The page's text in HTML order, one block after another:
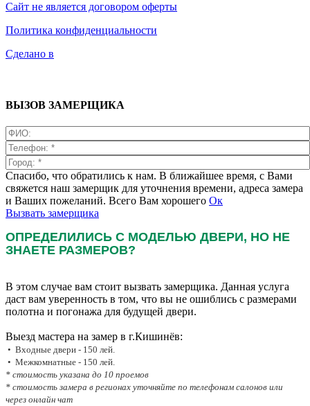
Сайт не является договором оферты
Политика конфиденциальности
Сделано в
ВЫЗОВ ЗАМЕРЩИКА
Спасибо, что обратились к нам. В ближайшее время, с Вами
свяжется наш замерщик для уточнения времени, адреса замера
и Ваших пожеланий. Всего Вам хорошего Ок
Вызвать замерщика
ОПРЕДЕЛИЛИСЬ С МОДЕЛЬЮ ДВЕРИ, НО НЕ
ЗНАЕТЕ РАЗМЕРОВ?
В этом случае вам стоит вызвать замерщика. Данная услуга
даст вам уверенность в том, что вы не ошиблись с размерами
полотна и погонажа для будущей двери.
Выезд мастера на замер в г.Кишинёв:
• Входные двери - 150 лей.
• Межкомнатные - 150 лей.
* стоимость указана до 10 проемов
* стоимость замера в регионах уточняйте по телефонам салонов или
через онлайн чат